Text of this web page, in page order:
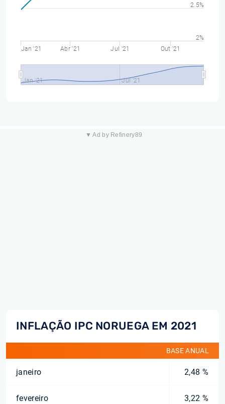
Jan '21 Abr '21 Jul '21 Out '21
Jan '21 Jul '21
2%
2.5%
▼ Ad by Refinery89
INFLAÇÃO IPC NORUEGA EM 2021
BASE ANUAL
janeiro 2,48 %
fevereiro 3,22 %